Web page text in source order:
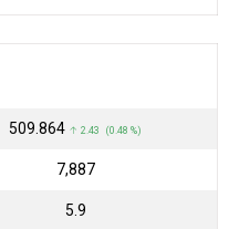
₹509.864 ↑ 2.43 (0.48 %)
₹7,887
5.9